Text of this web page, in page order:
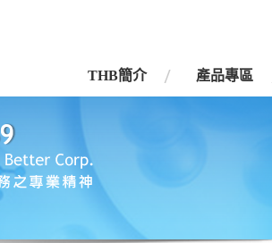
THB簡介 產品專區